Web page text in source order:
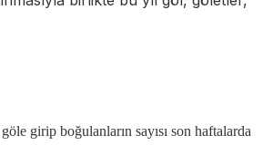
girip boğulanların sayısı son haftalarda